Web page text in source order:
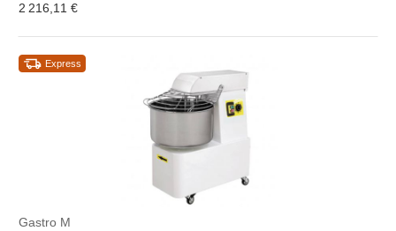
2 216,11 €
Express
Gastro M